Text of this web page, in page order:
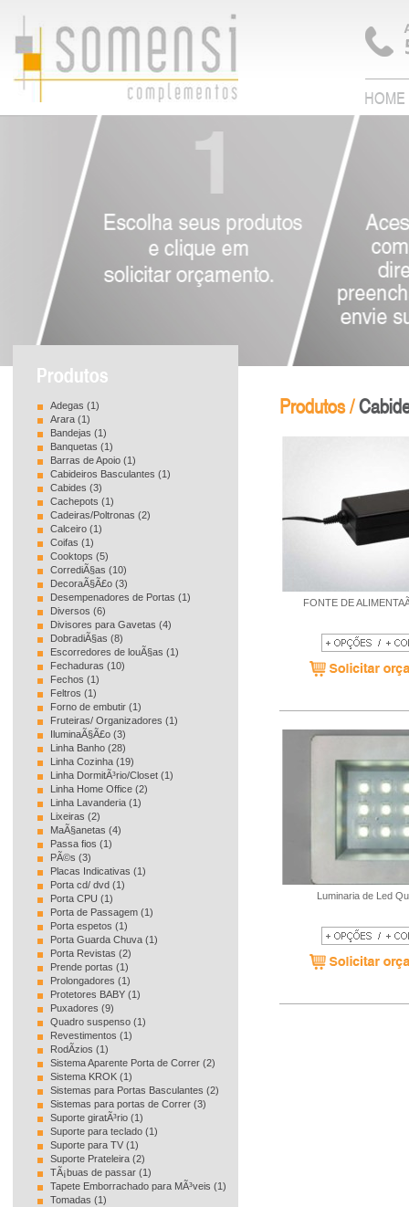
HOME
Adegas (1)
Arara (1)
Bandejas (1)
Banquetas (1)
Barras de Apoio (1)
Cabideiros Basculantes (1)
Cabides (3)
Cachepots (1)
Cadeiras/Poltronas (2)
Calceiro (1)
Coifas (1)
Cooktops (5)
CorrediÃ§as (10)
DecoraÃ§Ã£o (3)
Desempenadores de Portas (1)
Diversos (6)
Divisores para Gavetas (4)
DobradiÃ§as (8)
Escorredores de louÃ§as (1)
Fechaduras (10)
Fechos (1)
Feltros (1)
Forno de embutir (1)
Fruteiras/ Organizadores (1)
IluminaÃ§Ã£o (3)
Linha Banho (28)
Linha Cozinha (19)
Linha DormitÃ³rio/Closet (1)
Linha Home Office (2)
Linha Lavanderia (1)
Lixeiras (2)
MaÃ§anetas (4)
Passa fios (1)
PÃ©s (3)
Placas Indicativas (1)
Porta cd/ dvd (1)
Porta CPU (1)
Porta de Passagem (1)
Porta espetos (1)
Porta Guarda Chuva (1)
Porta Revistas (2)
Prende portas (1)
Prolongadores (1)
Protetores BABY (1)
Puxadores (9)
Quadro suspenso (1)
Revestimentos (1)
RodÃ­zios (1)
Sistema Aparente Porta de Correr (2)
Sistema KROK (1)
Sistemas para Portas Basculantes (2)
Sistemas para portas de Correr (3)
Suporte giratÃ³rio (1)
Suporte para teclado (1)
Suporte para TV (1)
Suporte Prateleira (2)
TÃ¡buas de passar (1)
Tapete Emborrachado para MÃ³veis (1)
Tomadas (1)
Produtos /
FONTE DE
Luminaria de Led